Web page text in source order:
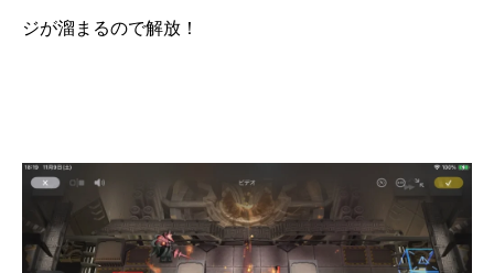
ジが溜まるので解放！